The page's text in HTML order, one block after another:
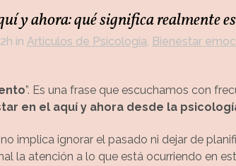
y ahora: qué significa realmente
in Artículos de Psicología, Bienestar
”. Es una frase que escuchamos con
en el aquí y ahora desde la
implica ignorar el pasado ni dejar de
la atención a lo que está ocurriendo en